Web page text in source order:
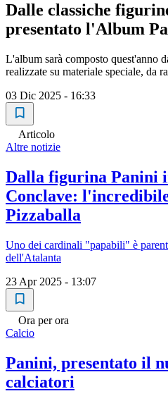
Dalle classiche
presentato l'Album
L'album sarà composto quest'anno
realizzate su materiale speciale, da
03 Dic 2025 - 16:33
Articolo
Altre notizie
Dalla figurina Panini
Conclave:
Pizzaballa
Uno dei cardinali "papabili" è
dell'Atalanta
23 Apr 2025 - 13:07
Ora per ora
Calcio
Panini, presentato il
calciatori